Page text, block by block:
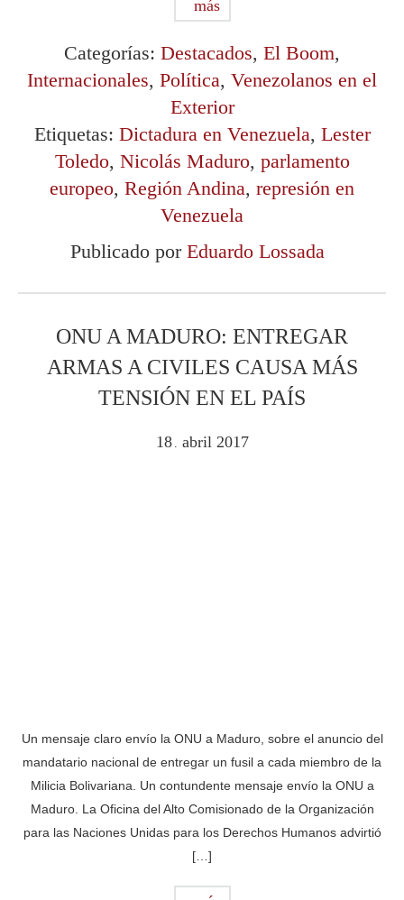
más
Categorías: Destacados, El Boom,
Internacionales, Política, Venezolanos en el
Exterior
Etiquetas: Dictadura en Venezuela, Lester
Toledo, Nicolás Maduro, parlamento
europeo, Región Andina, represión en
Venezuela
Publicado por Eduardo Lossada
ONU A MADURO: ENTREGAR
ARMAS A CIVILES CAUSA MÁS
TENSIÓN EN EL PAÍS
18 . abril 2017
Un mensaje claro envío la ONU a Maduro, sobre el anuncio del
mandatario nacional de entregar un fusil a cada miembro de la
Milicia Bolivariana. Un contundente mensaje envío la ONU a
Maduro. La Oficina del Alto Comisionado de la Organización
para las Naciones Unidas para los Derechos Humanos advirtió
[…]